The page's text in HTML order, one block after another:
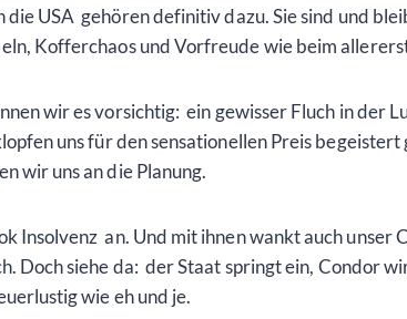
USA gehören definitiv dazu. Sie sind und
Kofferchaos und Vorfreude wie beim
wir es vorsichtig: ein gewisser Fluch in der
uns für den sensationellen Preis
wir uns an die Planung.
Insolvenz an. Und mit ihnen wankt auch unser
Doch siehe da: der Staat springt ein, Condor
wie eh und je.